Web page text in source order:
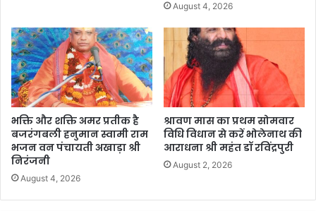
August 4, 2026
भक्ति और शक्ति अमर प्रतीक है
बजरंगबली हनुमान स्वामी राम
भजन वन पंचायती अखाड़ा श्री
निरंजनी
August 4, 2026
श्रावण मास का प्रथम सोमवार
विधि विधान से करें भोलेनाथ की
आराधना श्री महंत डॉ रविंद्रपुरी
August 2, 2026